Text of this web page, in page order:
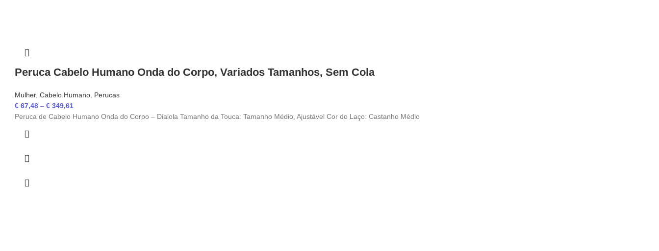
Peruca Cabelo Humano Onda do Corpo, Variados Tamanhos, Sem Cola
Mulher, Cabelo Humano Perucas
€ 67,48 – € 349,61
Peruca de Cabelo Humano Onda do Corpo – Dialola Tamanho da Touca: Tamanho Médio, Ajustável Cor do Laço: Castanho Médio